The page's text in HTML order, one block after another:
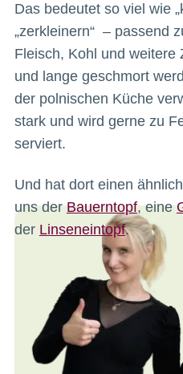
Das bedeutet so viel wie
„zerkleinern“ – passend
Fleisch, Kohl und weitere
und lange geschmort
der polnischen Küche
stark und wird gerne zu
serviert.
Und hat dort einen
uns derBauerntopf, eine
der Linseneintopf.